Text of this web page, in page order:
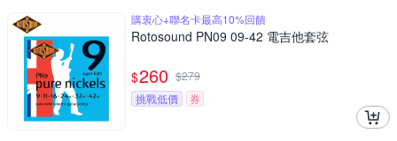
購衷心+聯名卡最高10%回饋
Rotosound PN09 09-42 電吉他套弦
$260 $279
挑戰低價
券